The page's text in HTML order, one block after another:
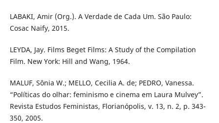
LABAKI, Amir (Org.). A Verdade de Cada Um. São Paulo:
Cosac Naify, 2015.
LEYDA, Jay. Films Beget Films: A Study of the Compilation
Film. New York: Hill and Wang, 1964.
MALUF, Sônia W.; MELLO, Cecilia A. de; PEDRO, Vanessa.
“Políticas do olhar: feminismo e cinema em Laura Mulvey”.
Revista Estudos Feministas, Florianópolis, v. 13, n. 2, p. 343-
350, 2005.